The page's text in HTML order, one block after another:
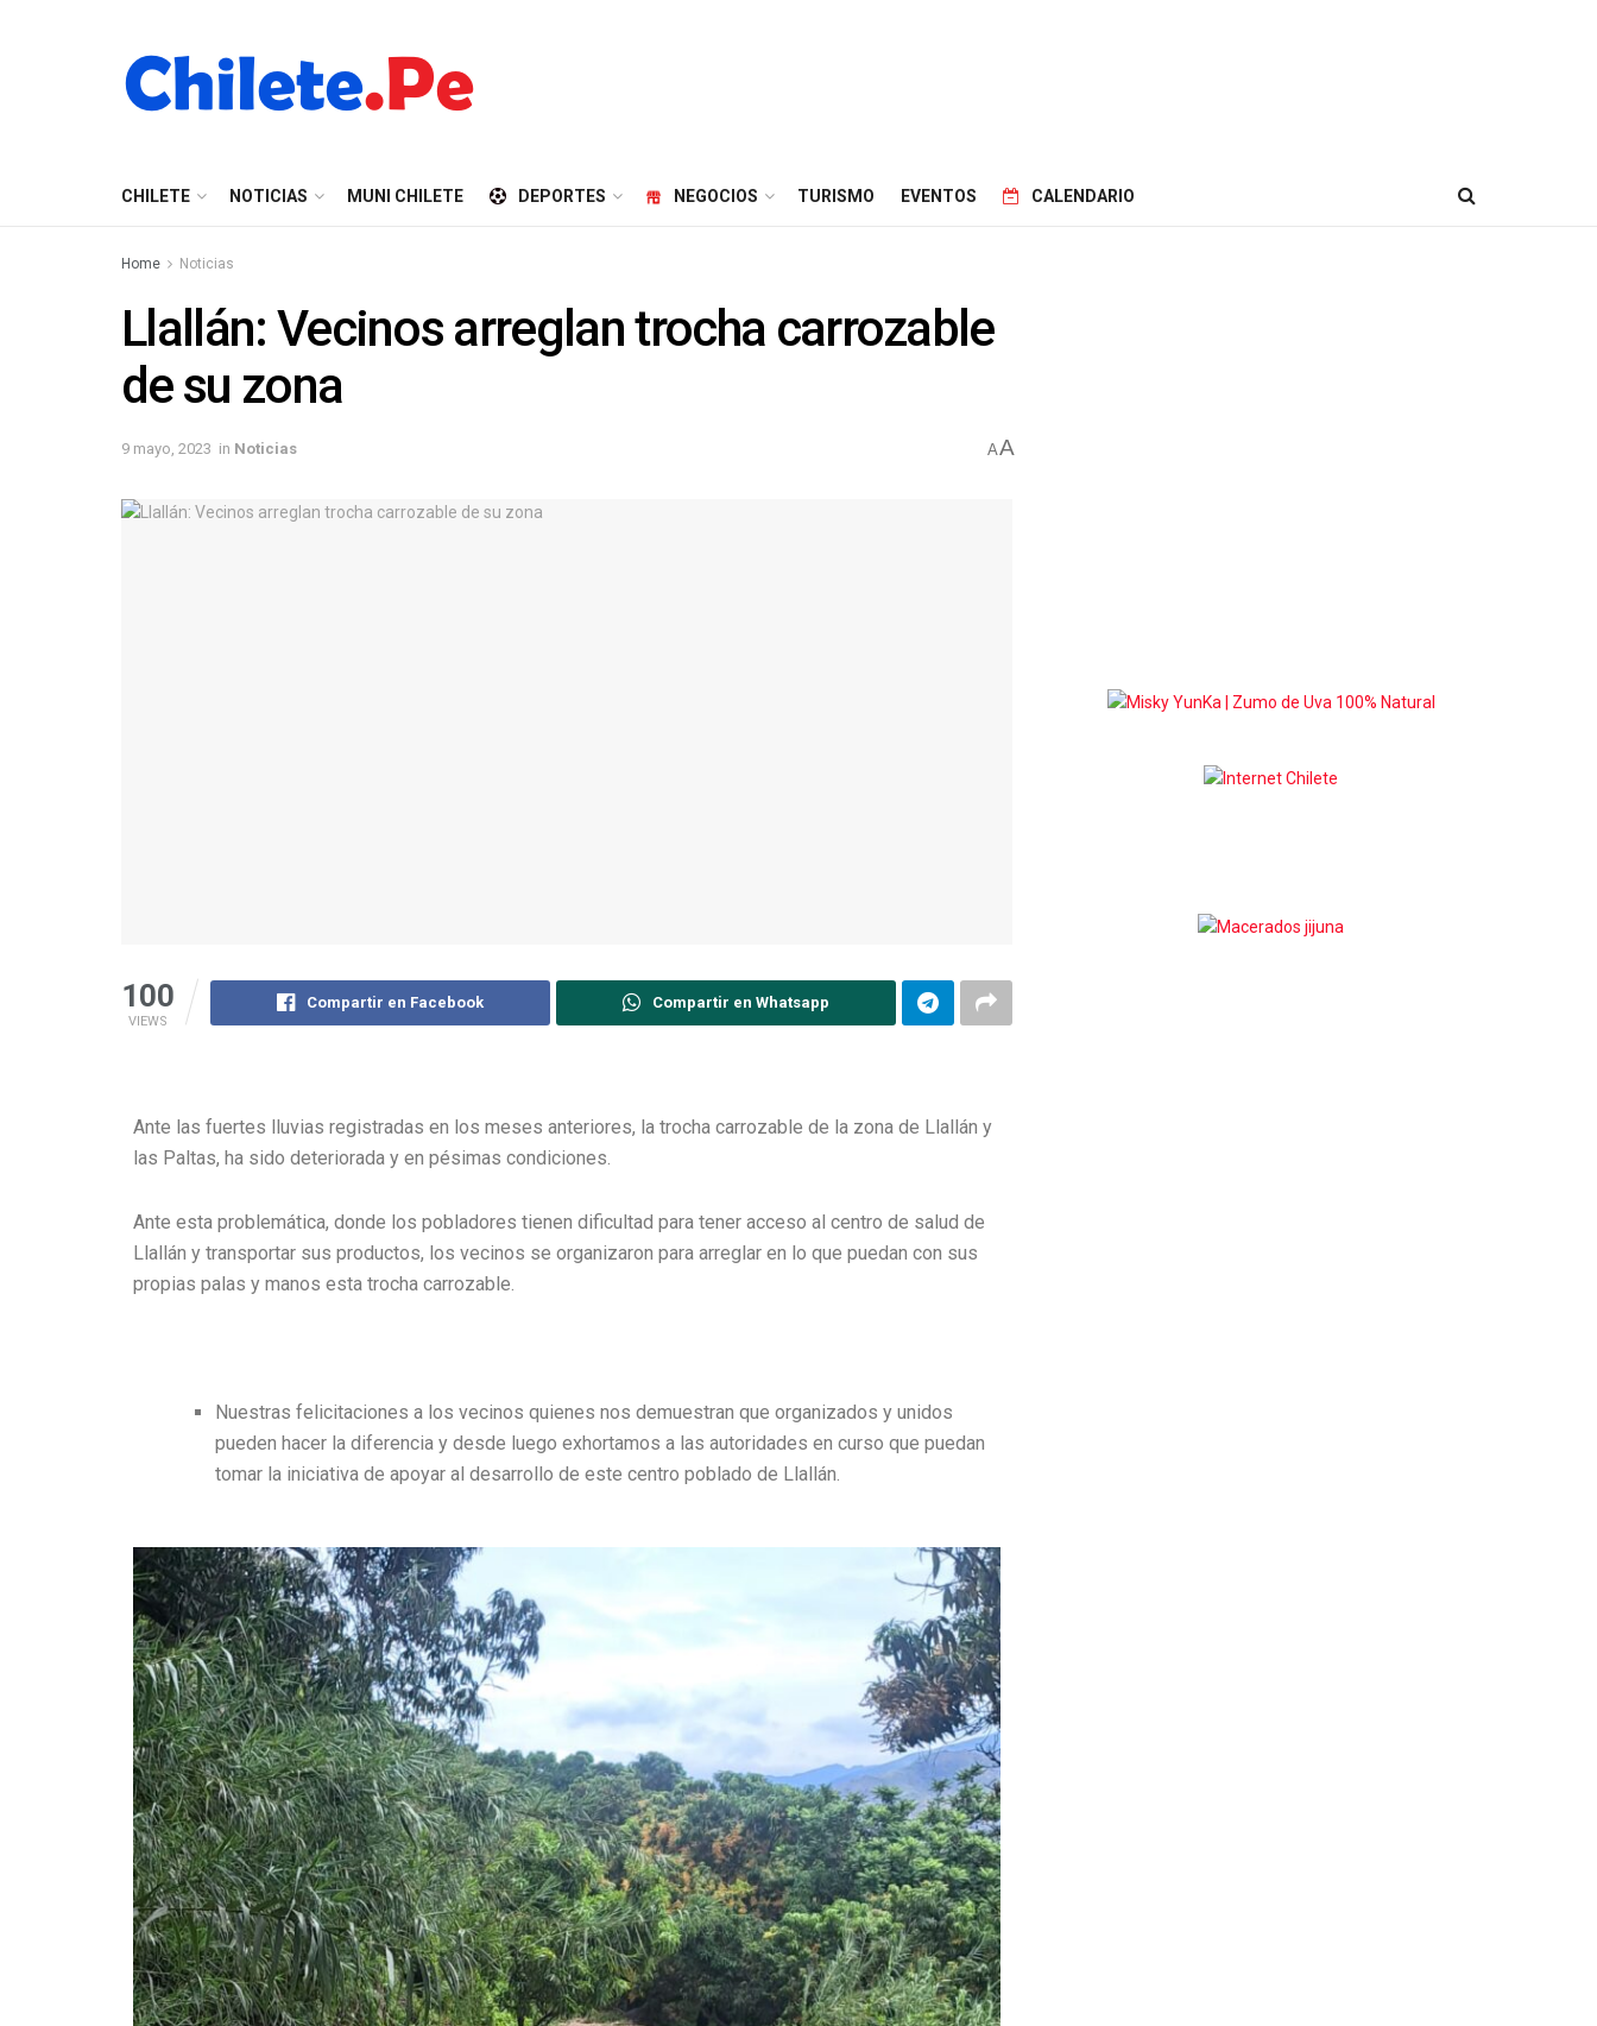
CHILETE NOTICIAS MUNI CHILETE DEPORTES NEGOCIOS TURISMO EVENTOS CALENDARIO
Home Noticias
Llallán: Vecinos arreglan trocha carrozable
de su zona
9 mayo, 2023 in Noticias AA
100
VIEWS
Compartir en Facebook Compartir en Whatsapp
Ante las fuertes lluvias registradas en los meses anteriores, la trocha carrozable de la zona de Llallán y
las Paltas, ha sido deteriorada y en pésimas condiciones.
Ante esta problemática, donde los pobladores tienen dificultad para tener acceso al centro de salud de
Llallán y transportar sus productos, los vecinos se organizaron para arreglar en lo que puedan con sus
propias palas y manos esta trocha carrozable.
Nuestras felicitaciones a los vecinos quienes nos demuestran que organizados y unidos
pueden hacer la diferencia y desde luego exhortamos a las autoridades en curso que puedan
tomar la iniciativa de apoyar al desarrollo de este centro poblado de Llallán.